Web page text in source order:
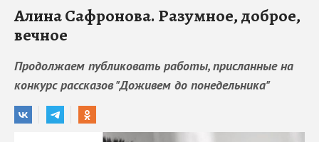
Алина Сафронова. Разумное, доброе,
вечное
Продолжаем публиковать работы, присланные на
конкурс рассказов "Доживем до понедельника"